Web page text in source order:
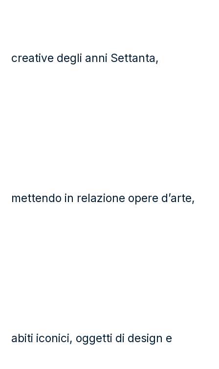
creative degli anni Settanta,
mettendo in relazione opere d’arte,
abiti iconici, oggetti di design e